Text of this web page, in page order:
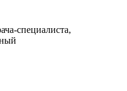
специалиста,